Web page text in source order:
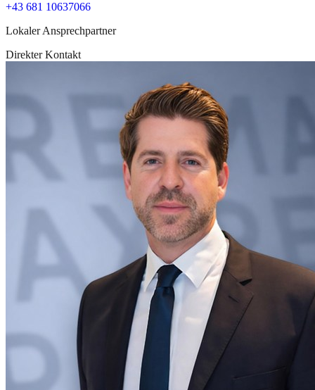
+43 681 10637066
Lokaler Ansprechpartner
Direkter Kontakt